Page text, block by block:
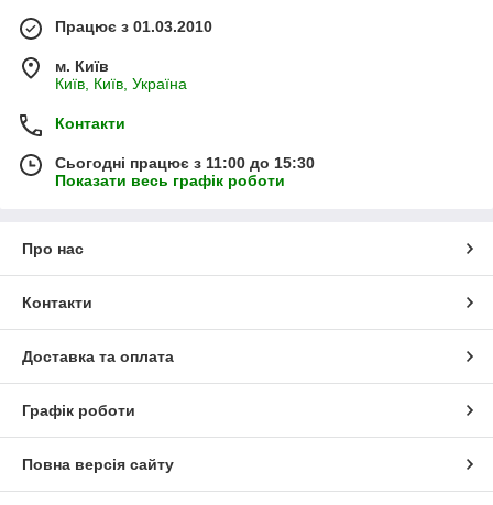
Працює з 01.03.2010
м. Київ
Київ, Київ, Україна
Контакти
Сьогодні працює з 11:00 до 15:30
Показати весь графік роботи
Про нас
Контакти
Доставка та оплата
Графік роботи
Повна версія сайту